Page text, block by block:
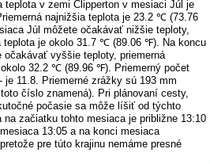
teplota v zemi Clipperton v mesiaci Júl je
najnižšia teplota je 23.2 ℃ (73.76
Júl môžete očakávať nižšie teploty,
teplota je okolo 31.7 ℃ (89.06 ℉). Na koncu
očakávať vyššie teploty, priemerná
32.2 ℃ (89.96 ℉). Priemerný počet
je 11.8. Priemerné zrážky sú 193 mm
číslo znamená). Pri plánovaní cesty,
počasie sa môže líšiť od týchto
na začiatku tohto mesiaca je približne 13:10
13:05 a na konci mesiaca
pre túto krajinu nemáme presné